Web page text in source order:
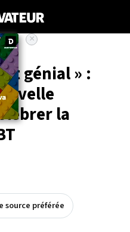
génial » :
la
source préférée
×